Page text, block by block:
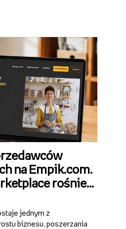
na Empik.com.
rośnie
jednym z
biznesu, poszerzania